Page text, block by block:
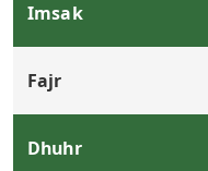
Imsak
Fajr
Dhuhr